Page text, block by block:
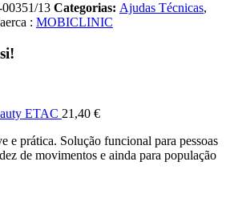
13 Categorias: Ajudas Técnicas,
: MOBICLINIC
ETAC 21,40 €
e prática. Solução funcional para pessoas
de movimentos e ainda para população